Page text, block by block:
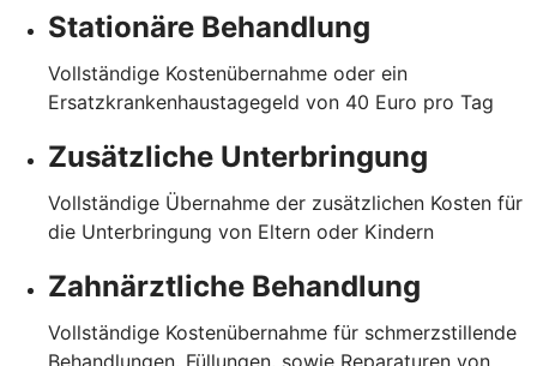
Stationäre Behandlung
Vollständige Kostenübernahme oder ein
Ersatzkrankenhaustagegeld von 40 Euro pro Tag
Zusätzliche Unterbringung
Vollständige Übernahme der zusätzlichen Kosten für
die Unterbringung von Eltern oder Kindern
Zahnärztliche Behandlung
Vollständige Kostenübernahme für schmerzstillende
Behandlungen, Füllungen, sowie Reparaturen von